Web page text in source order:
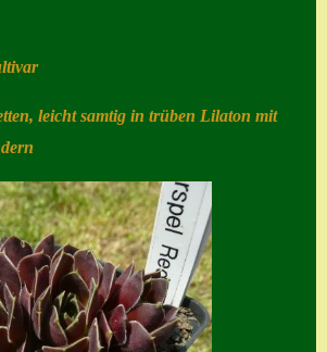
Kasse
Mein Konto
Naturformen
S. x nixonii
Semps die ich
suche
leicht samtig in trüben Lilaton mit